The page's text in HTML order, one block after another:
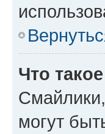
Что
могут